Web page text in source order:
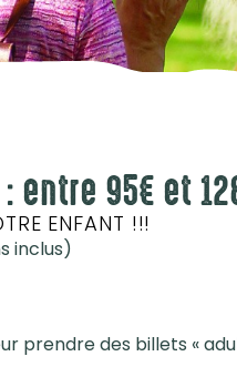
95€ et
ENFANT !!!
inclus)
prendre des billets «